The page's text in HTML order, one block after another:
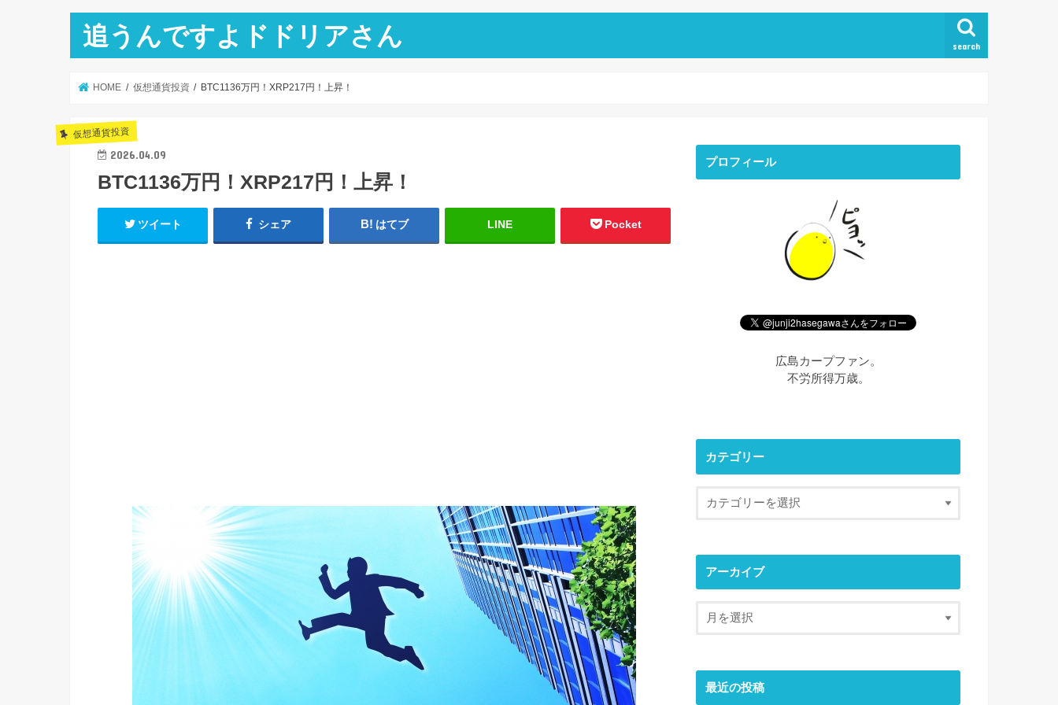
追うんですよドドリアさん search
HOME 仮想通貨投資 BTC1136万円！XRP217円！上昇！
仮想通貨投資
2026.04.09
BTC1136万円！XRP217円！上昇！
ツイート シェア はてブ LINE Pocket
プロフィール
広島カープファン。
不労所得万歳。
カテゴリー
アーカイブ
最近の投稿